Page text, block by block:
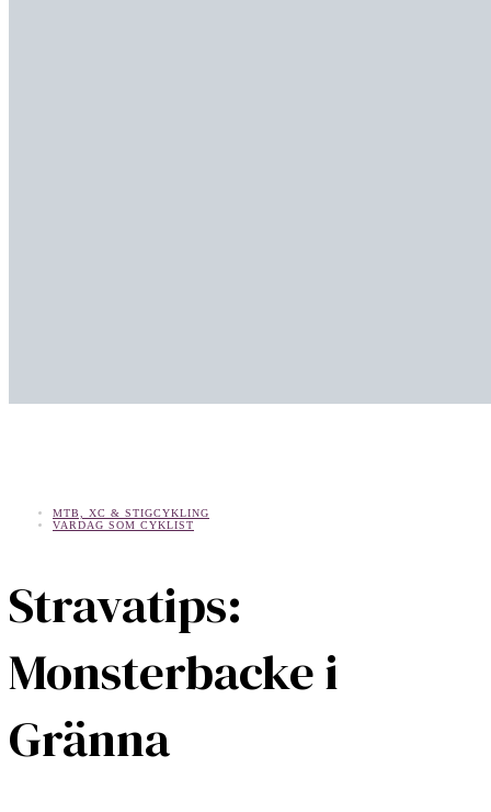
MTB, XC & STIGCYKLING
VARDAG SOM CYKLIST
Stravatips:
Monsterbacke i
Gränna